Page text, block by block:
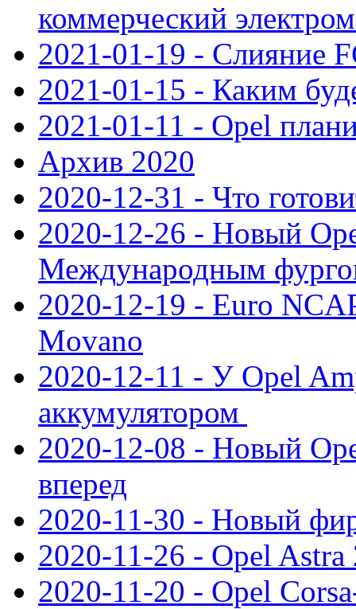
коммерческий
2021-01-19 - Слияние
2021-01-15 - Каким
2021-01-11 - Opel
Архив 2020
2020-12-31 - Что
2020-12-26 - Новый
Международным
2020-12-19 - Euro
Movano
2020-12-11 - У Opel
аккумулятором
2020-12-08 - Новый
вперед
2020-11-30 - Новый
2020-11-26 - Opel Astra
2020-11-20 - Opel